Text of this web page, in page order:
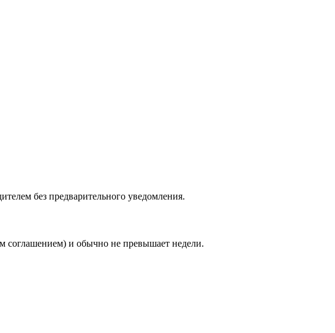
без предварительного уведомления.
соглашением) и обычно не превышает недели.